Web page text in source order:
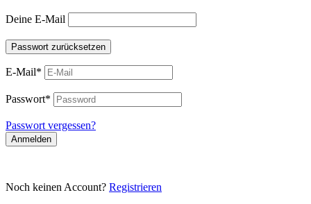
Deine E-Mail
Passwort zurücksetzen
E-Mail*
Passwort*
Passwort vergessen?
Anmelden
Noch keinen Account? Registrieren